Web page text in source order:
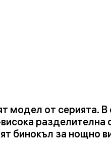
модел от серията. В
разделителна
бинокъл за нощно